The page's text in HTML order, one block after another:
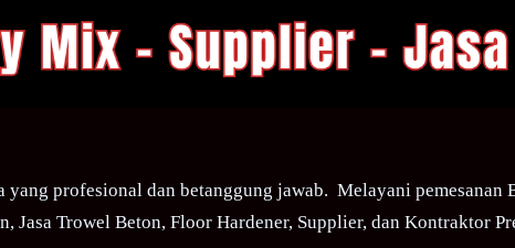
profesional dan betanggung jawab. Melayani pemesanan
Jasa Trowel Beton, Floor Hardener, Supplier, dan Kontraktor